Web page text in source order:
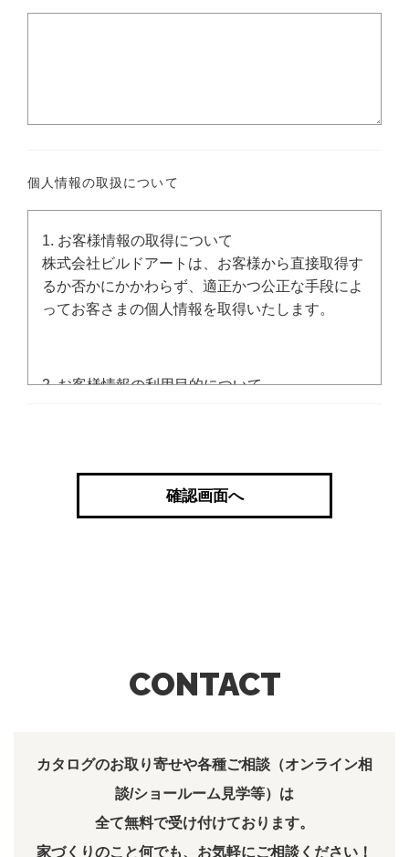
個人情報の取扱について
1. お客様情報の取得について
株式会社ビルドアートは、お客様から直接取得す
るか否かにかかわらず、適正かつ公正な手段によ
ってお客さまの個人情報を取得いたします。
2. お客様情報の利用目的について
お客様への住宅プランの提案を行なう場合
的確にご案内する場合
3. お客様情報の安全管理について
お客さま情報の漏えい、紛失、破壊、改ざんなど
を防止するため、従業者に対する教育、盗難の防
CONTACT
カタログのお取り寄せや各種ご相談（オンライン相
談/ショールーム見学等）は
全て無料で受け付けております。
家づくりのこと何でも、お気軽にご相談ください！